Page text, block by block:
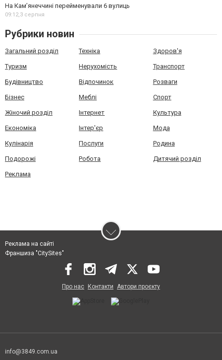
На Камʼянеччині перейменували 6 вулиць
09:12,3 серпня
Рубрики новин
Загальний розділ Техніка Здоров'я
Туризм Нерухомість Транспорт
Будівництво Відпочинок Розваги
Бізнес Меблі Спорт
Жіночий розділ Інтернет Культура
Економіка Інтер'єр Мода
Кулінарія Послуги Родина
Подорожі Робота Дитячий розділ
Реклама
Реклама на сайті
Франшиза "CitySites"
Про нас Контакти Автори проєкту
info@3849.com.ua